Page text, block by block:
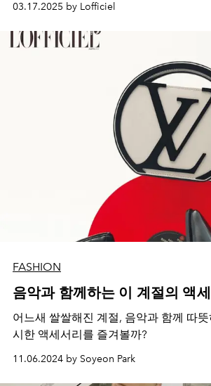
03.17.2025 by Lofficiel
FASHION
음악과 함께하는 이 계절의 액
어느새 쌀쌀해진 계절, 음악과 함께 따
시한 액세서리를 즐겨볼까?
11.06.2024 by Soyeon Park